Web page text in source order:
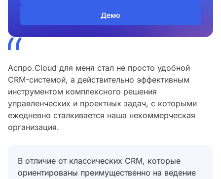
Аспро.Cloud для меня стал не просто удобной
CRM-системой, а действительно эффективным
инструментом комплексного решения
управленческих и проектных задач, с которыми
ежедневно сталкивается наша некоммерческая
организация.
В отличие от классических CRM, которые
ориентированы преимущественно на ведение
Демо